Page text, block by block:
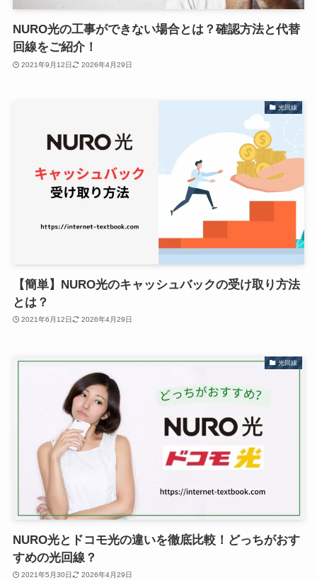
NURO光の工事ができない場合とは？確認方法と代替
回線をご紹介！
2021年9月12日 2026年4月29日
光回線
【簡単】NURO光のキャッシュバックの受け取り方法
とは？
2021年6月12日 2026年4月29日
光回線
NURO光とドコモ光の違いを徹底比較！どっちがおす
すめの光回線？
2021年5月30日 2026年4月29日